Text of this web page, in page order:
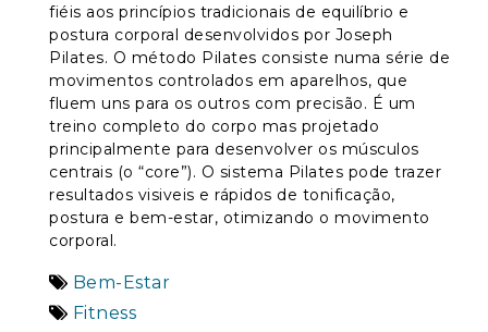
fiéis aos princípios tradicionais de equilíbrio e
postura corporal desenvolvidos por Joseph
Pilates. O método Pilates consiste numa série de
movimentos controlados em aparelhos, que
fluem uns para os outros com precisão. É um
treino completo do corpo mas projetado
principalmente para desenvolver os músculos
centrais (o “core”). O sistema Pilates pode trazer
resultados visiveis e rápidos de tonificação,
postura e bem-estar, otimizando o movimento
corporal.
Bem-Estar
Fitness